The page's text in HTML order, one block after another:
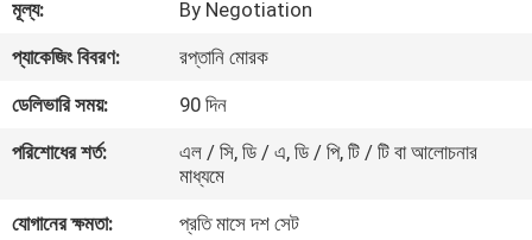
মান
নিয়ন্ত্রণ
যোগাযোগ
মূল্য:
By Negotiation
প্যাকেজিং বিবরণ:
রপ্তানি মোরক
ডেলিভারি সময়:
90 দিন
পরিশোধের শর্ত:
এল / সি, ডি / এ, ডি / পি, টি / টি বা আলোচনার
মাধ্যমে
যোগানের ক্ষমতা:
প্রতি মাসে দশ সেট